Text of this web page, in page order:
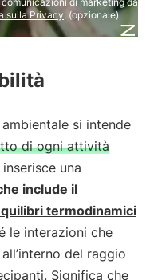
sulla Privacy. (opzionale)
si intende
di ogni attività
una
include il
termodinamici
le interazioni che
del raggio
Significa che